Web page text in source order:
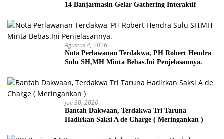
14 Banjarmasin Gelar Gathering Interaktif
Agustus 4, 2026
Nota Perlawanan Terdakwa, PH Robert Hendra
Sulu SH,MH Minta Bebas.Ini Penjelasannya.
Juli 30, 2026
Bantah Dakwaan, Terdakwa Tri Taruna
Hadirkan Saksi A de Charge ( Meringankan )